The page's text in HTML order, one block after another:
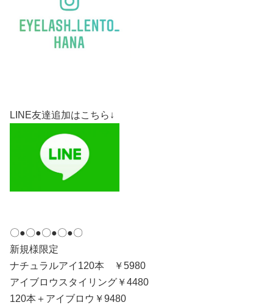
LINE友達追加はこちら↓
〇●〇●〇●〇●〇
新規様限定
ナチュラルアイ120本 ￥5980
アイブロウスタイリング￥4480
120本＋アイブロウ￥9480